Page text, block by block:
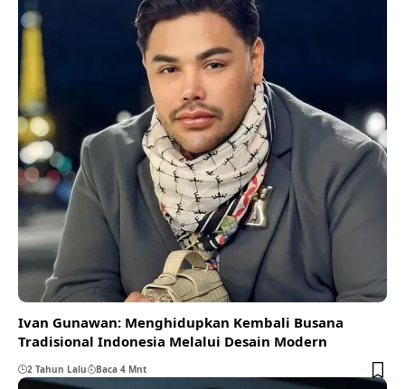
Ivan Gunawan: Menghidupkan Kembali Busana
Tradisional Indonesia Melalui Desain Modern
2 Tahun Lalu Baca 4 Mnt